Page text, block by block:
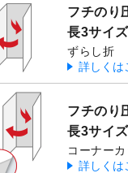
フチのり
長3サイ
ずらし折
詳しくは
フチのり
長3サイ
コーナーカ
詳しくは